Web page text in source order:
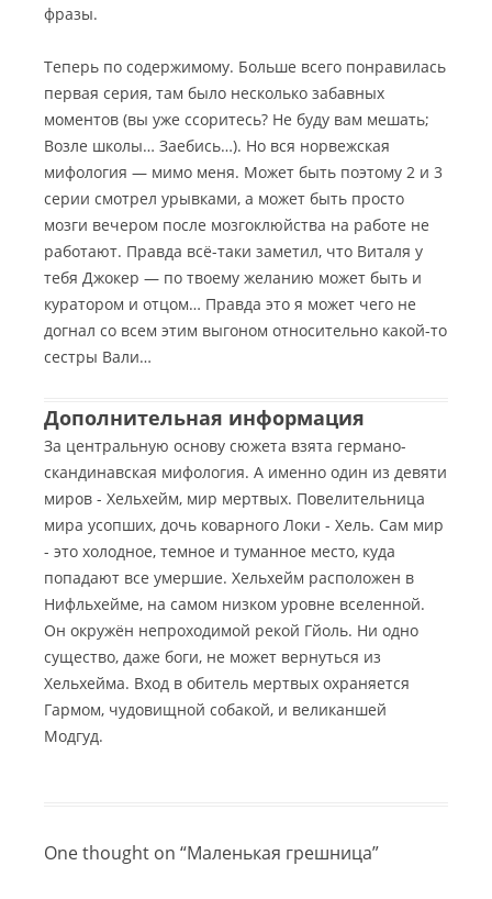
фразы.
Теперь по содержимому. Больше всего понравилась
первая серия, там было несколько забавных
моментов (вы уже ссоритесь? Не буду вам мешать;
Возле школы… Заебись…). Но вся норвежская
мифология — мимо меня. Может быть поэтому 2 и 3
серии смотрел урывками, а может быть просто
мозги вечером после мозгоклюйства на работе не
работают. Правда всё-таки заметил, что Виталя у
тебя Джокер — по твоему желанию может быть и
куратором и отцом… Правда это я может чего не
догнал со всем этим выгоном относительно какой-то
сестры Вали…
Дополнительная информация
За центральную основу сюжета взята германо-
скандинавская мифология. А именно один из девяти
миров - Хельхейм, мир мертвых. Повелительница
мира усопших, дочь коварного Локи - Хель. Сам мир
- это холодное, темное и туманное место, куда
попадают все умершие. Хельхейм расположен в
Нифльхейме, на самом низком уровне вселенной.
Он окружён непроходимой рекой Гйоль. Ни одно
существо, даже боги, не может вернуться из
Хельхейма. Вход в обитель мертвых охраняется
Гармом, чудовищной собакой, и великаншей
Модгуд.
One thought on “Маленькая грешница”